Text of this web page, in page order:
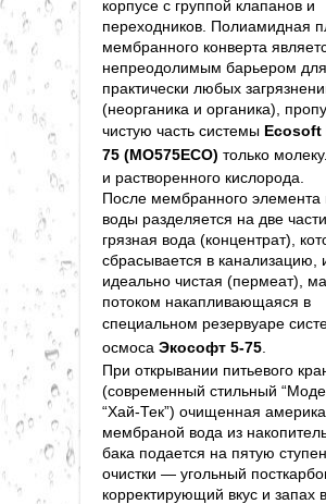
корпусе с группой клапанов и
переходников. Полиамидная
мембранного конверта
непреодолимым барьером для
практически любых
(неорганика и органика),
чистую часть системы Ecosoft
75 (MO575ECO) только
и растворенного кислорода.
После мембранного элемента
воды разделяется на две
грязная вода (концентрат),
сбрасывается в канализацию,
идеально чистая (пермеат),
потоком накапливающаяся в
специальном резервуаре
осмоса Экософт 5-75
При открывании питьевого
(современный стильный
“Хай-Тек”) очищенная
мембраной вода из
бака подается на пятую
очистки — угольный
корректирующий вкус и запах